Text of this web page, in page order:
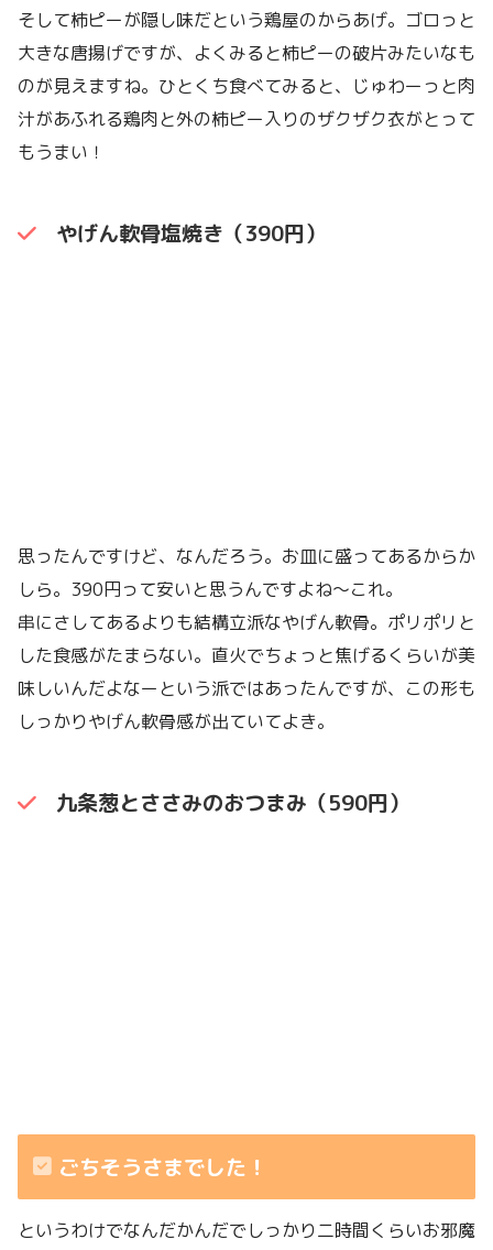
そして柿ピーが隠し味だという鶏屋のからあげ。ゴロっと
大きな唐揚げですが、よくみると柿ピーの破片みたいなも
のが見えますね。ひとくち食べてみると、じゅわーっと肉
汁があふれる鶏肉と外の柿ピー入りのザクザク衣がとって
もうまい！
やげん軟骨塩焼き（390円）
思ったんですけど、なんだろう。お皿に盛ってあるからか
しら。390円って安いと思うんですよね〜これ。
串にさしてあるよりも結構立派なやげん軟骨。ポリポリと
した食感がたまらない。直火でちょっと焦げるくらいが美
味しいんだよなーという派ではあったんですが、この形も
しっかりやげん軟骨感が出ていてよき。
九条葱とささみのおつまみ（590円）
ごちそうさまでした！
というわけでなんだかんだでしっかり二時間くらいお邪魔